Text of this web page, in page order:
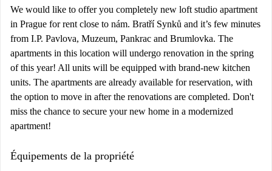
We would like to offer you completely new loft studio apartment
in Prague for rent close to nám. Bratří Synků and it’s few minutes
from I.P. Pavlova, Muzeum, Pankrac and Brumlovka. The
apartments in this location will undergo renovation in the spring
of this year! All units will be equipped with brand-new kitchen
units. The apartments are already available for reservation, with
the option to move in after the renovations are completed. Don't
miss the chance to secure your new home in a modernized
apartment!
Équipements de la propriété